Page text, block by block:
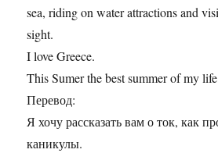
sea, riding on water attractions and
sight.
I love Greece.
This Sumer the best summer of my
Перевод:
Я хочу рассказать вам о ток, как
каникулы.